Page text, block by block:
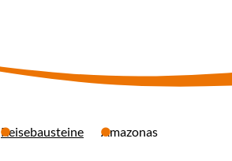
Reisebausteine Amazonas